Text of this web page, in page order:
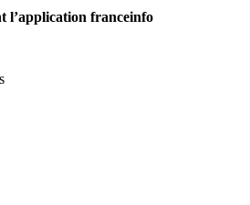
l’application franceinfo